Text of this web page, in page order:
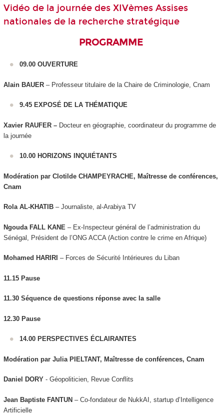
Vidéo de la journée des XIVèmes Assises
nationales de la recherche stratégique
PROGRAMME
09.00 OUVERTURE
Alain BAUER– Professeur titulaire de la Chaire de Criminologie, Cnam
9.45 EXPOSÉ DE LA THÉMATIQUE
Xavier RAUFER – Docteur en géographie, coordinateur du programme de
la journée
10.00 HORIZONS INQUIÉTANTS
Modération par Clotilde CHAMPEYRACHE, Maîtresse de conférences,
Cnam
Rola AL-KHATIB – Journaliste, al-Arabiya TV
Ngouda FALL KANE – Ex-Inspecteur général de l’administration du
Sénégal, Président de l’ONG ACCA (Action contre le crime en Afrique)
Mohamed HARIRI – Forces de Sécurité Intérieures du Liban
11.15 Pause
11.30 Séquence de questions réponse avec la salle
12.30 Pause
14.00 PERSPECTIVES ÉCLAIRANTES
Modération par Julia PIELTANT, Maîtresse de conférences, Cnam
Daniel DORY- Géopoliticien, Revue Conflits
Jean Baptiste FANTUN – Co-fondateur de NukkAI, startup d’Intelligence
Artificielle